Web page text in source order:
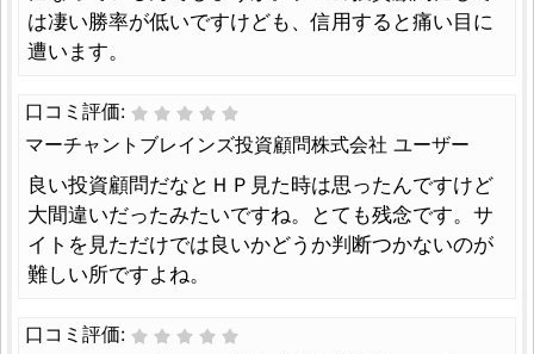
は凄い勝率が低いですけども、信用すると痛い目に
遭います。
口コミ評価:
マーチャントブレインズ投資顧問株式会社 ユーザー
良い投資顧問だなとＨＰ見た時は思ったんですけど
大間違いだったみたいですね。とても残念です。サ
イトを見ただけでは良いかどうか判断つかないのが
難しい所ですよね。
口コミ評価: